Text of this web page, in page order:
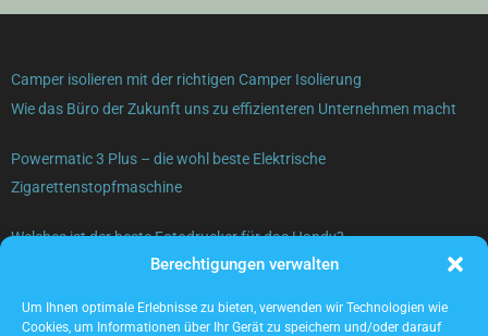
Berechtigungen verwalten
Um Ihnen optimale Erlebnisse zu bieten, verwenden wir Technologien wie
Cookies, um Informationen über Ihr Gerät zu speichern und/oder darauf
Camper isolieren mit der richtigen Camper Isolierung
Wie das Büro der Zukunft uns zu effizienteren Unternehmen macht
Powermatic 3 Plus – die wohl beste Elektrische
Zigarettenstopfmaschine
Welches ist der beste Fotodrucker für das Handy?